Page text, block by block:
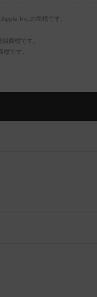
Inc.の商標です。
商標です。
です。